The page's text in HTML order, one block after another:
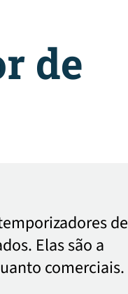
de
de
Elas são a
comerciais.